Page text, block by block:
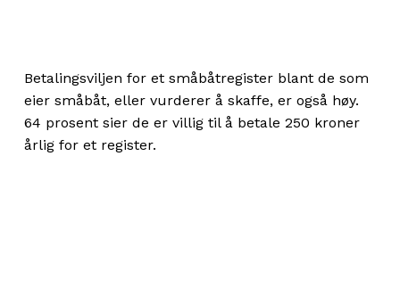
Betalingsviljen for et småbåtregister blant de som
eier småbåt, eller vurderer å skaffe, er også høy.
64 prosent sier de er villig til å betale 250 kroner
årlig for et register.